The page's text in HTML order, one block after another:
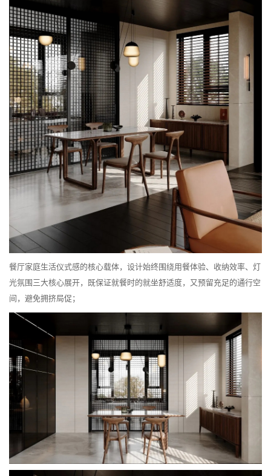
餐厅家庭生活仪式感的核心载体，设计始终围绕用餐体验、收纳效率、灯
光氛围三大核心展开，既保证就餐时的就坐舒适度，又预留充足的通行空
间，避免拥挤局促；